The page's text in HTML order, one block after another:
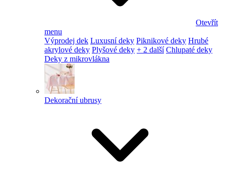
Otevřít
menu
Výprodej dek Luxusní deky Piknikové deky Hrubé
akrylové deky Plyšové deky + 2 další Chlupaté deky
Deky z mikrovlákna
Dekorační ubrusy